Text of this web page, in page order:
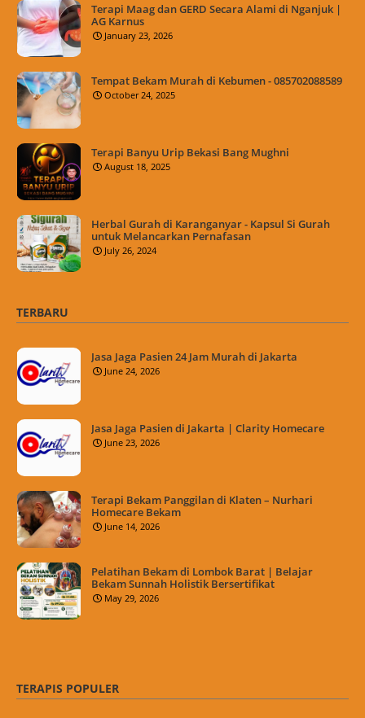
Terapi Maag dan GERD Secara Alami di Nganjuk |
AG Karnus
January 23, 2026
Tempat Bekam Murah di Kebumen - 085702088589
October 24, 2025
Terapi Banyu Urip Bekasi Bang Mughni
August 18, 2025
Herbal Gurah di Karanganyar - Kapsul Si Gurah
untuk Melancarkan Pernafasan
July 26, 2024
TERBARU
Jasa Jaga Pasien 24 Jam Murah di Jakarta
June 24, 2026
Jasa Jaga Pasien di Jakarta | Clarity Homecare
June 23, 2026
Terapi Bekam Panggilan di Klaten – Nurhari
Homecare Bekam
June 14, 2026
Pelatihan Bekam di Lombok Barat | Belajar
Bekam Sunnah Holistik Bersertifikat
May 29, 2026
TERAPIS POPULER